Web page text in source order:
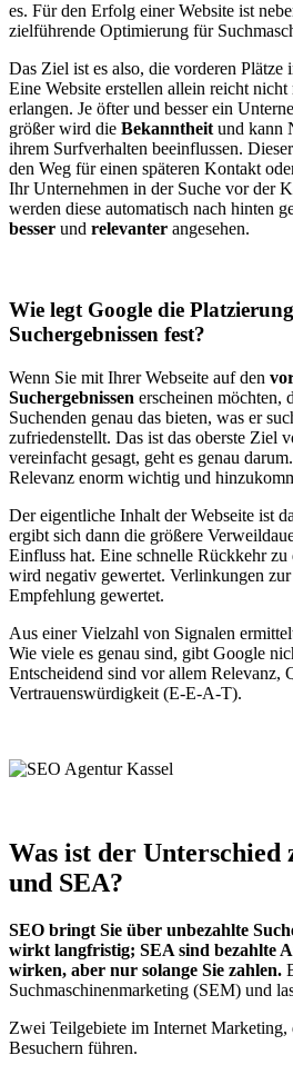
es. Für den Erfolg einer Website ist
zielführende Optimierung für
Das Ziel ist es also, die vorderen Plätze
Eine Website erstellen allein reicht
erlangen. Je öfter und besser ein
größer wird die Bekanntheit und kann
ihrem Surfverhalten beeinflussen.
den Weg für einen späteren Kontakt
Ihr Unternehmen in der Suche vor der
werden diese automatisch nach hinten
besser und relevanter angesehen.
Wie legt Google die
Suchergebnissen fest?
Wenn Sie mit Ihrer Webseite auf den
Suchergebnissen erscheinen möchten,
Suchenden genau das bieten, was er
zufriedenstellt. Das ist das oberste Ziel
vereinfacht gesagt, geht es genau
Relevanz enorm wichtig und
Der eigentliche Inhalt der Webseite ist
ergibt sich dann die größere
Einfluss hat. Eine schnelle Rückkehr zu
wird negativ gewertet. Verlinkungen
Empfehlung gewertet.
Aus einer Vielzahl von Signalen
Wie viele es genau sind, gibt Google
Entscheidend sind vor allem Relevanz,
Vertrauenswürdigkeit (E-E-A-T).
Was ist der Unterschied
und SEA?
SEO bringt Sie über unbezahlte
wirkt langfristig; SEA sind bezahlte
wirken, aber nur solange Sie zahlen.
Suchmaschinenmarketing (SEM) und
Zwei Teilgebiete im Internet Marketing,
Besuchern führen.